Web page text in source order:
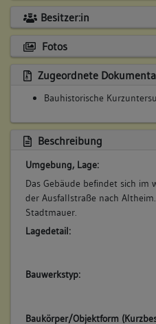
Besitzer:in
Fotos
Zugeordnete
Bauhistorische
Beschreibung
Umgebung, Lage:
Das Gebäude befindet sich im
der Ausfallstraße nach
Stadtmauer.
Lagedetail:
Bauwerkstyp:
Baukörper/Objektform